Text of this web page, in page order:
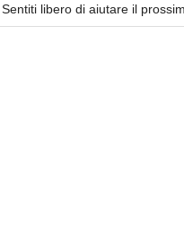
Sentiti libero di aiutare il